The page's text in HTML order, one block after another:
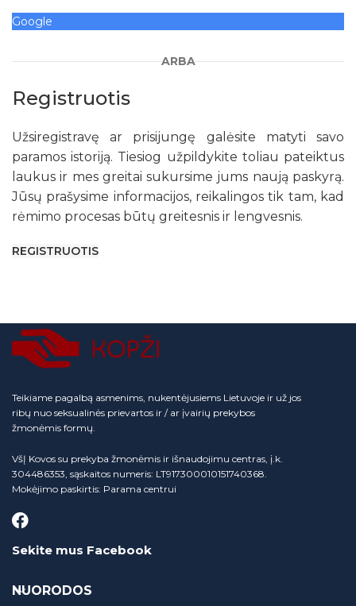
Google
ARBA
Registruotis
Užsiregistravę ar prisijungę galėsite matyti savo
paramos istoriją. Tiesiog užpildykite toliau pateiktus
laukus ir mes greitai sukursime jums naują paskyrą.
Jūsų prašysime informacijos, reikalingos tik tam, kad
rėmimo procesas būtų greitesnis ir lengvesnis.
REGISTRUOTIS
Teikiame pagalbą asmenims, nukentėjusiems Lietuvoje ir už jos
ribų nuo seksualinės prievartos ir / ar įvairių prekybos
žmonėmis formų.
VšĮ Kovos su prekyba žmonėmis ir išnaudojimu centras, į.k.
304486353, sąskaitos numeris: LT917300010151740368.
Mokėjimo paskirtis: Parama centrui
Sekite mus Facebook
NUORODOS